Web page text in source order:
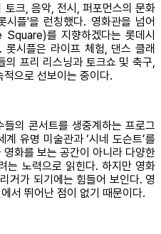
크, 음악, 전시, 퍼포먼스의 문화
플'을 런칭했다. 영화관을 넘어
를 지향하겠다는 롯데시
롯시플은 라이프 체험, 댄스 클래
프리 리스닝과 토크쇼 및 축구,
으로 선보이는 중이다.
의 콘서트를 생중계하는 프로그
유명 미술관과 ‘시네 도슨트’를
화를 보는 공간이 아니라 다양한
는 노력으로 읽힌다. 하지만 영화
거가 되기에는 힘들어 보인다. 영
서 뛰어난 점이 없기 때문이다.